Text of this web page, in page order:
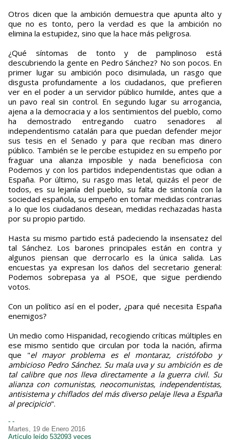
Otros dicen que la ambición demuestra que apunta alto y
que no es tonto, pero la verdad es que la ambición no
elimina la estupidez, sino que la hace más peligrosa.
¿Qué síntomas de tonto y de pamplinoso está
descubriendo la gente en Pedro Sánchez? No son pocos. En
primer lugar su ambición poco disimulada, un rasgo que
disgusta profundamente a los ciudadanos, que prefieren
ver en el poder a un servidor público humilde, antes que a
un pavo real sin control. En segundo lugar su arrogancia,
ajena a la democracia y a los sentimientos del pueblo, como
ha demostrado entregando cuatro senadores al
independentismo catalán para que puedan defender mejor
sus tesis en el Senado y para que reciban mas dinero
público. También se le percibe estupidez en su empeño por
fraguar una alianza imposible y nada beneficiosa con
Podemos y con los partidos independentistas que odian a
España. Por último, su rasgo mas letal, quizás el peor de
todos, es su lejanía del pueblo, su falta de sintonía con la
sociedad española, su empeño en tomar medidas contrarias
a lo que los ciudadanos desean, medidas rechazadas hasta
por su propio partido.
Hasta su mismo partido está padeciendo la insensatez del
tal Sánchez. Los barones principales están en contra y
algunos piensan que derrocarlo es la única salida. Las
encuestas ya expresan los daños del secretario general:
Podemos sobrepasa ya al PSOE, que sigue perdiendo
votos.
Con un político así en el poder, ¿para qué necesita España
enemigos?
Un medio como Hispanidad, recogiendo críticas múltiples en
ese mismo sentido que circulan por toda la nación, afirma
que "el mayor problema es el montaraz, cristófobo y
ambicioso Pedro Sánchez. Su mala uva y su ambición es de
tal calibre que nos lleva directamente a la guerra civil. Su
alianza con comunistas, neocomunistas, independentistas,
antisistema y chiflados del más diverso pelaje lleva a España
al precipicio".
- -
Martes, 19 de Enero 2016
Artículo leído 532093 veces